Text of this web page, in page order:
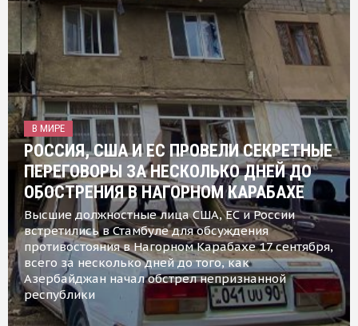
В МИРЕ
РОССИЯ, США И ЕС ПРОВЕЛИ СЕКРЕТНЫЕ
ПЕРЕГОВОРЫ ЗА НЕСКОЛЬКО ДНЕЙ ДО
ОБОСТРЕНИЯ В НАГОРНОМ КАРАБАХЕ
Высшие должностные лица США, ЕС и России
встретились в Стамбуле для обсуждения
противостояния в Нагорном Карабахе 17 сентября,
всего за несколько дней до того, как
Азербайджан начал обстрел непризнанной
республики